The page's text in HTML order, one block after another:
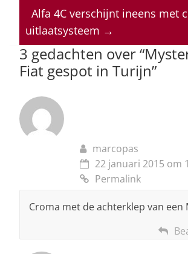
p
p
o
o
k
n s
Alfa 4C verschijnt ineens met
uitlaatsysteem →
3 gedachten over “
Fiat gespot in Turijn”
marcopas
22 januari 2015 om
Permalink
Croma met de achterklep van een